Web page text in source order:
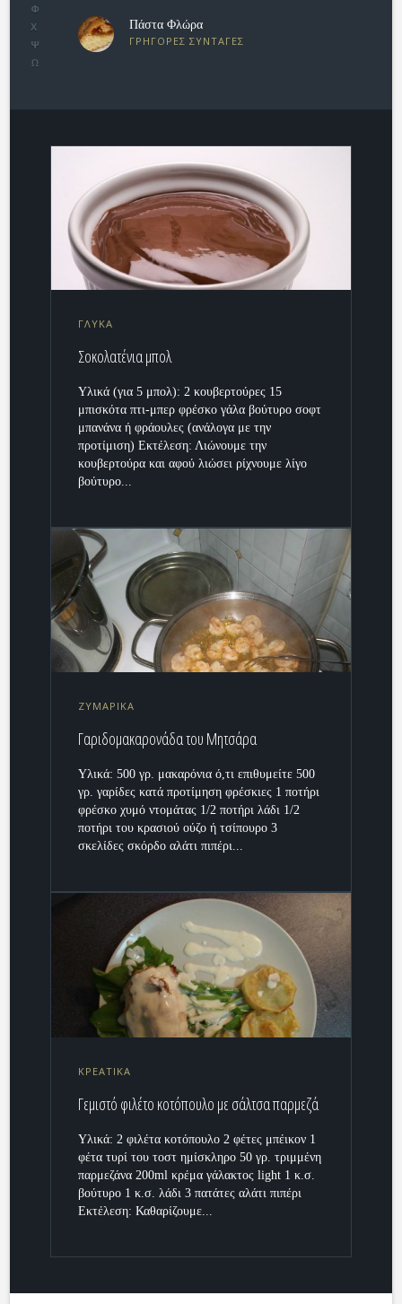
Φ
Χ
Ψ
Ω
Πάστα Φλώρα
ΓΡΗΓΟΡΕΣ ΣΥΝΤΑΓΕΣ
ΓΛΥΚΑ
Σοκολατένια μπολ
Υλικά (για 5 μπολ): 2 κουβερτούρες 15
μπισκότα πτι-μπερ φρέσκο γάλα βούτυρο σοφτ
μπανάνα ή φράουλες (ανάλογα με την
προτίμιση) Εκτέλεση: Λιώνουμε την
κουβερτούρα και αφού λιώσει ρίχνουμε λίγο
βούτυρο...
ΖΥΜΑΡΙΚΑ
Γαριδομακαρονάδα του Μητσάρα
Υλικά: 500 γρ. μακαρόνια ό,τι επιθυμείτε 500
γρ. γαρίδες κατά προτίμηση φρέσκιες 1 ποτήρι
φρέσκο χυμό ντομάτας 1/2 ποτήρι λάδι 1/2
ποτήρι του κρασιού ούζο ή τσίπουρο 3
σκελίδες σκόρδο αλάτι πιπέρι...
ΚΡΕΑΤΙΚΑ
Γεμιστό φιλέτο κοτόπουλο με σάλτσα παρμεζά
Υλικά: 2 φιλέτα κοτόπουλο 2 φέτες μπέικον 1
φέτα τυρί του τοστ ημίσκληρο 50 γρ. τριμμένη
παρμεζάνα 200ml κρέμα γάλακτος light 1 κ.σ.
βούτυρο 1 κ.σ. λάδι 3 πατάτες αλάτι πιπέρι
Εκτέλεση: Καθαρίζουμε...